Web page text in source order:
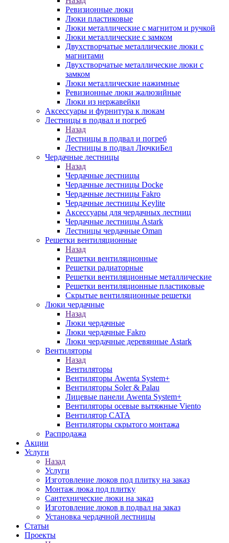
Ревизионные люки
Люки пластиковые
Люки металлические с магнитом и ручкой
Люки металлические с замком
Двухстворчатые металлические люки с
магнитами
Двухстворчатые металлические люки с
замком
Люки металлические нажимные
Ревизионные люки жалюзийные
Люки из нержавейки
Аксессуары и фурнитура к люкам
Лестницы в подвал и погреб
Назад
Лестницы в подвал и погреб
Лестницы в подвал ЛючкиБел
Чердачные лестницы
Назад
Чердачные лестницы
Чердачные лестницы Docke
Чердачные лестницы Fakro
Чердачные лестницы Keylite
Аксессуары для чердачных лестниц
Чердачные лестницы Astark
Лестницы чердачные Oman
Решетки вентиляционные
Назад
Решетки вентиляционные
Решетки радиаторные
Решетки вентиляционные металлические
Решетки вентиляционные пластиковые
Скрытые вентиляционные решетки
Люки чердачные
Назад
Люки чердачные
Люки чердачные Fakro
Люки чердачные деревянные Astark
Вентиляторы
Назад
Вентиляторы
Вентиляторы Awenta System+
Вентиляторы Soler & Palau
Лицевые панели Awenta System+
Вентиляторы осевые вытяжные Viento
Вентилятор CATA
Вентиляторы скрытого монтажа
Распродажа
Акции
Услуги
Назад
Услуги
Изготовление люков под плитку на заказ
Монтаж люка под плитку
Сантехнические люки на заказ
Изготовление люков в подвал на заказ
Установка чердачной лестницы
Статьи
Проекты